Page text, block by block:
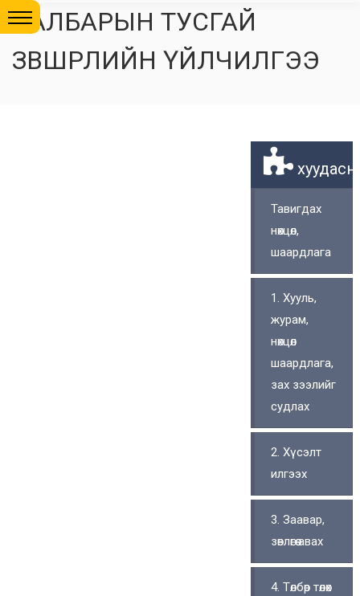
САЛБАРЫН ТУСГАЙ
ЗӨВШӨӨРЛИЙН ҮЙЛЧИЛГЭЭ
Тавигдах
нөхцөл,
шаардлага
1. Хууль,
журам,
нөхцөл
шаардлага,
зах зээлийг
судлах
2. Хүсэлт
илгээх
3. Заавар,
зөвлөгөө авах
4. Төлбөр төлөх